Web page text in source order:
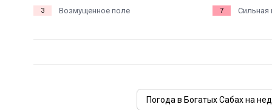
3 Возмущенное поле 7 Сильная
Погода в Богатых Сабах на